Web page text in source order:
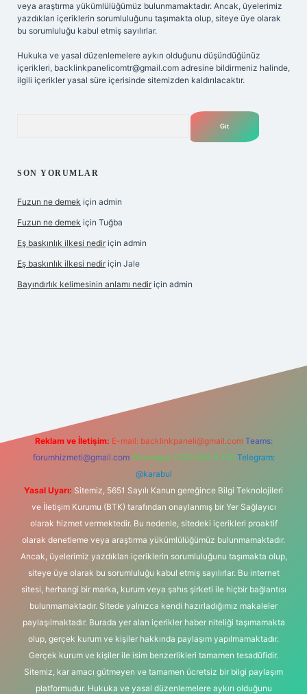
veya araştırma yükümlülüğümüz bulunmamaktadır. Ancak, üyelerimiz
yazdıkları içeriklerin sorumluluğunu taşımakta olup, siteye üye olarak
bu sorumluluğu kabul etmiş sayılırlar.
Hukuka ve yasal düzenlemelere aykırı olduğunu düşündüğünüz
içerikleri, backlinkpanelicomtr@gmail.com adresine bildirmeniz halinde,
ilgili içerikler yasal süre içerisinde sitemizden kaldırılacaktır.
SON YORUMLAR
Fuzun ne demek için admin
Fuzun ne demek için Tuğba
Eş baskınlık ilkesi nedir için admin
Eş baskınlık ilkesi nedir için Jale
Bayındırlık kelimesinin anlamı nedir için admin
Reklam ve İletişim: E-mail: backlinkpaneli@gmail.com Teams:
forumhizmeti@gmail.com Whatsapp: 0262 606 0 726 Telegram:
@karabul
Yasal Uyarı: Sitemiz, 5651 Sayılı Kanun gereğince Bilgi Teknolojileri
ve İletişim Kurumu (BTK) tarafından onaylanmış bir Yer Sağlayıcı
olarak hizmet vermektedir. Bu nedenle, sitedeki içerikleri proaktif
olarak denetleme veya araştırma yükümlülüğümüz bulunmamaktadır.
Ancak, üyelerimiz yazdıkları içeriklerin sorumluluğunu taşımakta olup,
siteye üye olarak bu sorumluluğu kabul etmiş sayılırlar. Bu internet
sitesi, herhangi bir marka, kurum veya şahıs şirketi ile hiçbir bağlantısı
bulunmamaktadır. Sitede yalnızca kendi hazırladığımız makaleler
paylaşılmaktadır. Burada yer alan içerikler haber niteliği taşımamakta
olup, gerçek kurum ve kişiler hakkında paylaşım yapılmamaktadır.
Gerçek kurum ve kişiler ile isim benzerlikleri tamamen tesadüfidir.
Sitemiz, kar amacı gütmeyen ve tamamen ücretsiz bir bilgi paylaşım
platformudur. Hukuka ve yasal düzenlemelere aykırı olduğunu